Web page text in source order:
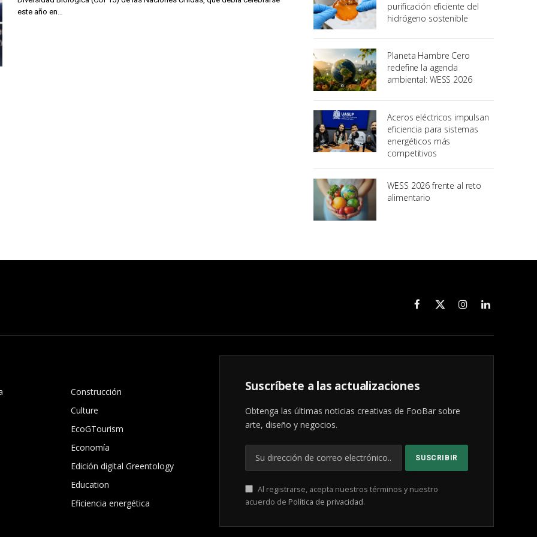
este año en…
purificación eficiente del
hidrógeno sostenible
Planeta Hambre Cero
redefine la agenda
ambiental: WESS 2026
Aceros eléctricos impulsan
eficiencia para sistemas
energéticos más
competitivos
WESS 2026 frente al reto
alimentario
Facebook
X
InstagramLinkedIn
Construcción
Culture
EcoGTourism
Economía
Edición digital Greentology
Education
Eficiencia energética
Suscríbete a las actualizaciones
Obtenga las últimas noticias creativas de FooBar sobre
arte, diseño y negocios.
Al registrarse, acepta nuestros términos y nuestro
acuerdo de Política de privacidad.